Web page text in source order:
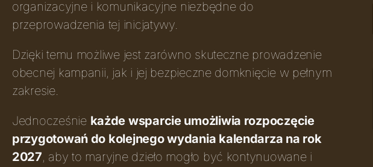
organizacyjne i komunikacyjne niezbędne do
przeprowadzenia tej inicjatywy.
Dzięki temu możliwe jest zarówno skuteczne prowadzenie
obecnej kampanii, jak i jej bezpieczne domknięcie w pełnym
zakresie.
Jednocześnie każde wsparcie umożliwia rozpoczęcie
przygotowań do kolejnego wydania kalendarza na rok
2027, aby to maryjne dzieło mogło być kontynuowane i